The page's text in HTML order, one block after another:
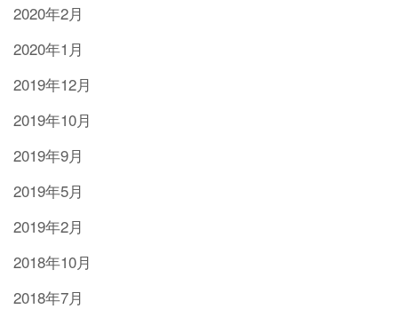
2020年2月
2020年1月
2019年12月
2019年10月
2019年9月
2019年5月
2019年2月
2018年10月
2018年7月